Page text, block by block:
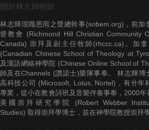
關於林志輝牧師
林志輝現職恩雨之聲總幹事(sobem.org)，前加
督教會 (Richmond Hill Christian Community
Canada) 崇拜及副主任牧師(rhccc.ca)。加
(Canadian Chinese School of Theology at
及漢語網絡神學院 (Chinese Online School of
師及在Channels (讚諾士)樂隊事奉。 林志輝博
高科技公司 (Microsoft, Lotus, Nortel)，有卄年
專業，從小在教會詩班及音樂伴奏事奉，2000年
美國崇拜研究學院 (Robert Webber
Studies) 取得崇拜學博士，並在神學院教授崇拜